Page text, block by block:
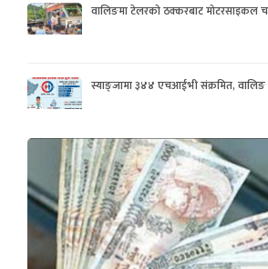
वालिङमा टेलरको ठक्करबाट मोटरसाइकल
स्याङ्जामा ३४४ एचआईभी संक्रमित, वालिङ